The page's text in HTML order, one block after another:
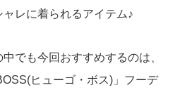
レに着られるアイテム♪
でも今回おすすめするのは、
ヒューゴ・ボス)」フーデ